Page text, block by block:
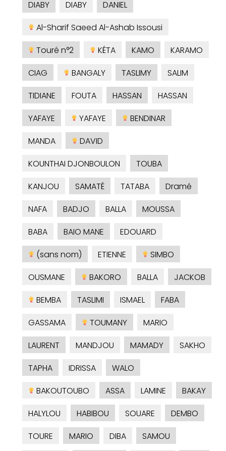
DIABY
DIABY
DANIEL
Al-Sharif Saeed Al-Ashab Issousi
Touré n°2
KÉTA KAMO
KARAMO
CIAG
BANGALY TASLIMY
SALIM
TIDIANE
FOUTA HASSAN
HASSAN
YAFAYE
YAFAYE
BENDINAR
MANDA
DAVID
KOUNTHAI DJONBOULON
TOUBA
KANJOU
SAMATÉ TATABA
Dramé
NAFA
BADJO BALLA
MOUSSA
BABA
BAIO MANE
EDOUARD
(sans nom)
ETIENNE
SIMBO
OUSMANE
BAKORO BALLA
JACKOB
BEMBA
TASLIMI ISMAEL
FABA
GASSAMA
TOUMANY
MARIO
LAURENT
MANDJOU MAMADY
SAKHO
TAPHA
IDRISSA
WALO
BAKOUTOUBO
ASSA LAMINE
BAKAY
HALYLOU
HABIBOU SOUARE
DEMBO
TOURE
MARIO DIBA
SAMOU